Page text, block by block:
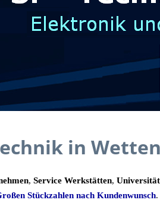
in
, Service Werkstätten,
Stückzahlen nach Kundenwunsch